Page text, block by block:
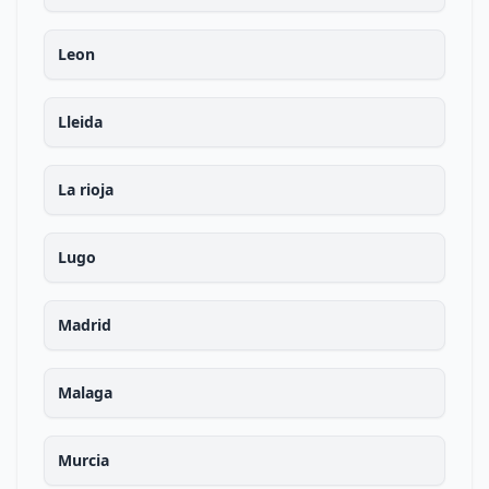
Leon
Lleida
La rioja
Lugo
Madrid
Malaga
Murcia